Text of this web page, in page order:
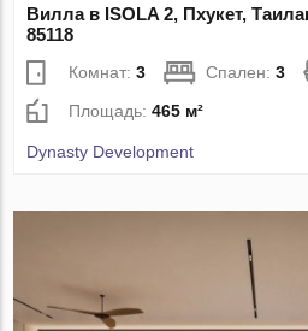
Вилла в ISOLA 2, Пхукет,
85118
Комнат:3 Спален:3
Площадь:465 м²
Dynasty Development